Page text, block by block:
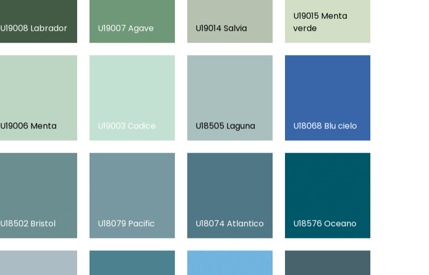
U19008 Labrador U19007 Agave U19014 Salvia
U19015 Menta
verde
U19006 Menta U19003 Cadice U18505 Laguna U18068 Blu cielo
U18502 Bristol U18079 Pacific U18074 Atlantico U18576 Oceano